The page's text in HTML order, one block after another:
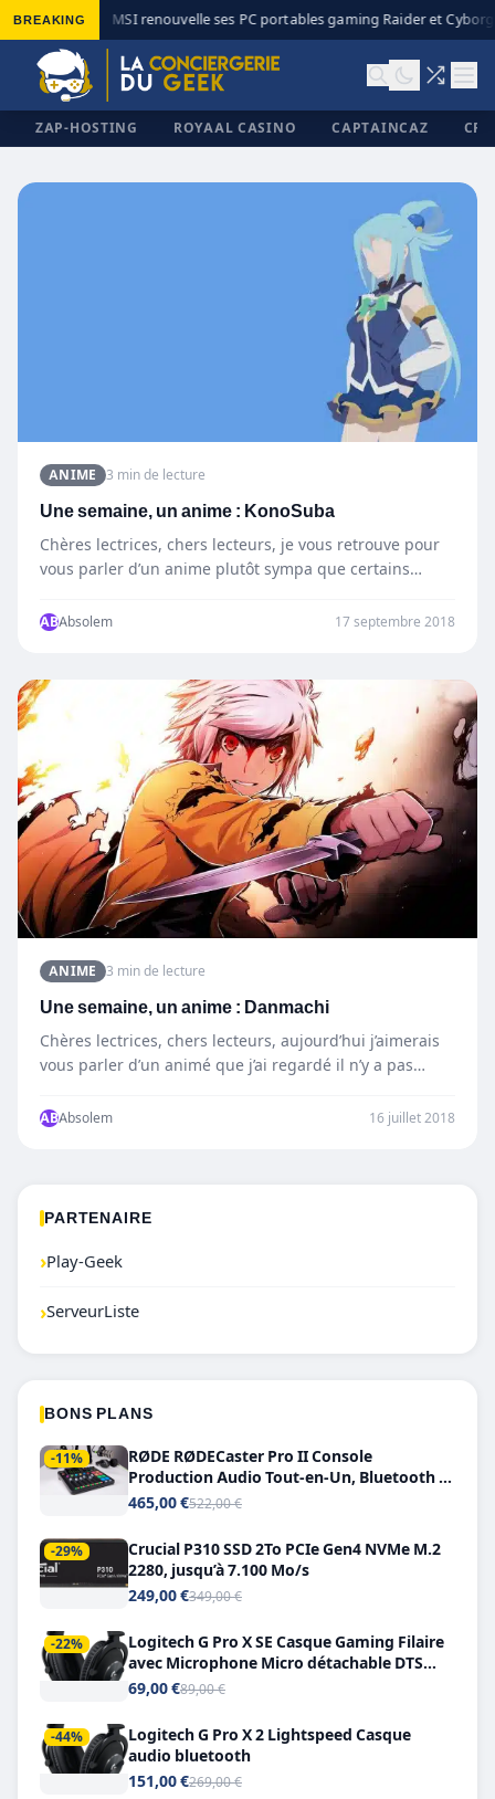
BREAKING MSI renouvelle ses PC portables gaming Raider et
ZAP-HOSTING ROYAAL CASINO CAPTAINCAZ
ANIME 3 min de lecture
Une semaine, un anime : KonoSuba
Chères lectrices, chers lecteurs, je vous retrouve pour
vous parler d’un anime plutôt sympa que certains
ABAbsolem 17 septembre 2018
ANIME 3 min de lecture
Une semaine, un anime : Danmachi
Chères lectrices, chers lecteurs, aujourd’hui j’aimerais
vous parler d’un animé que j’ai regardé il n’y a pas
ABAbsolem 16 juillet 2018
PARTENAIRE
›Play-Geek
›ServeurListe
BONS PLANS
-11%
RØDE RØDECaster Pro II Console
Production Audio Tout-en-Un, Bluetooth et
Double USB-C
465,00 €522,00 €
-29%
Crucial P310 SSD 2To PCIe Gen4 NVMe M.2
2280, jusqu’à 7.100 Mo/s
249,00 €349,00 €
-22%
Logitech G Pro X SE Casque Gaming Filaire
avec Microphone Micro détachable DTS
Headphone X 7.1
69,00 €89,00 €
-44%
Logitech G Pro X 2 Lightspeed Casque
audio bluetooth
151,00 €269,00 €